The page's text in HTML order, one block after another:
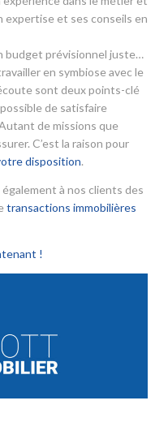
expertise et ses conseils en
budget prévisionnel juste…
en symbiose avec le
sont deux points-clé
de satisfaire
de missions que
C’est la raison pour
disposition.
également à nos clients des
transactions immobilières
!